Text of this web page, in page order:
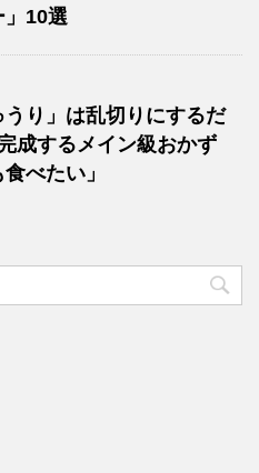
」10選
うり」は乱切りにするだ
成するメイン級おかず
食べたい」